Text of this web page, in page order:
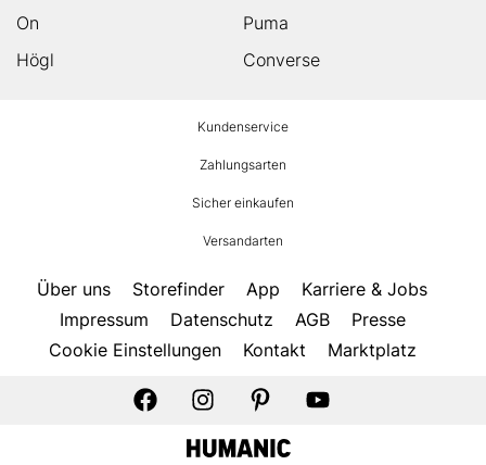
On
Puma
Högl
Converse
Kundenservice
Zahlungsarten
Sicher einkaufen
Versandarten
Über uns Storefinder App
Karriere & Jobs
Impressum
Datenschutz AGB
Presse
Cookie Einstellungen
Kontakt Marktplatz